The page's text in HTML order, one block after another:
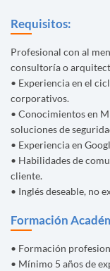
Requisitos:
Profesional con al
consultoría o
• Experiencia en el
corporativos.
• Conocimientos en
soluciones de
• Experiencia en
• Habilidades de
cliente.
• Inglés deseable, no
Formación
• Formación
• Mínimo 5 años de